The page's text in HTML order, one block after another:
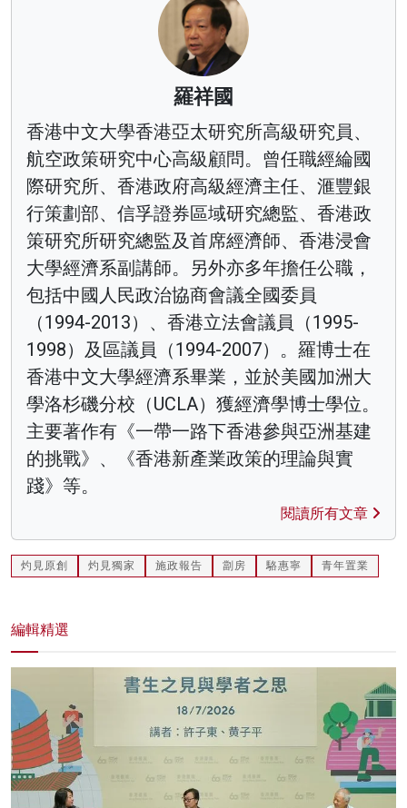
羅祥國
香港中文大學香港亞太研究所高級研究員、
航空政策研究中心高級顧問。曾任職經綸國
際研究所、香港政府高級經濟主任、滙豐銀
行策劃部、信孚證券區域研究總監、香港政
策研究所研究總監及首席經濟師、香港浸會
大學經濟系副講師。另外亦多年擔任公職，
包括中國人民政治協商會議全國委員
（1994-2013）、香港立法會議員（1995-
1998）及區議員（1994-2007）。羅博士在
香港中文大學經濟系畢業，並於美國加洲大
學洛杉磯分校（UCLA）獲經濟學博士學位。
主要著作有《一帶一路下香港參與亞洲基建
的挑戰》、《香港新產業政策的理論與實
踐》等。
閱讀所有文章
灼見原創 灼見獨家 施政報告 劏房 駱惠寧 青年置業
編輯精選